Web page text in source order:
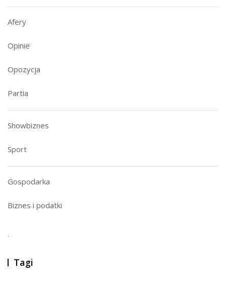
Afery
Opinie
Opozycja
Partia
Showbiznes
Sport
Gospodarka
Biznes i podatki
.
Tagi